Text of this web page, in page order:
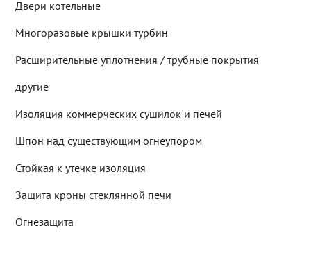
Двери котельные
Многоразовые крышки турбин
Расширительные уплотнения / трубные покрытия
другие
Изоляция коммерческих сушилок и печей
Шпон над существующим огнеупором
Стойкая к утечке изоляция
Защита кроны стеклянной печи
Огнезащита